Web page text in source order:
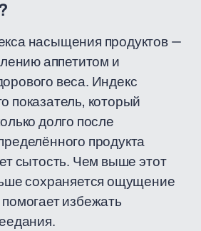
насыщения продуктов —
аппетитом и
веса. Индекс
показатель, который
долго после
продукта
сытость. Чем выше этот
сохраняется ощущение
избежать